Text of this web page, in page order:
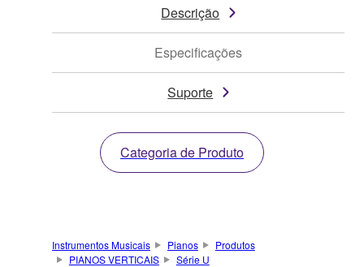
Descrição
Especificações
Suporte
Categoria de Produto
Instrumentos Musicais Pianos
Produtos
PIANOS VERTICAIS
Série U